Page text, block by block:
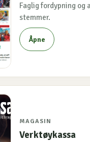
Faglig fordypning og
stemmer.
Åpne
MAGASIN
Verktøykassa